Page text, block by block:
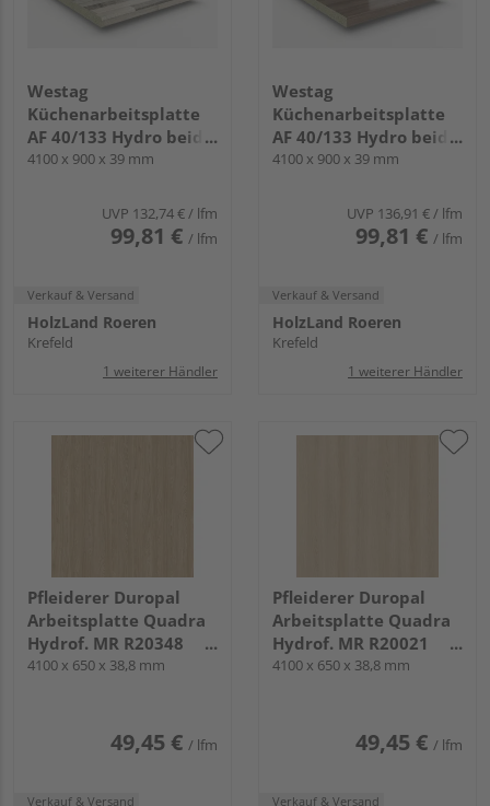
Westag
Küchenarbeitsplatte
AF 40/133 Hydro beids.
gerundet BBL242 POF
4100 x 900 x 39 mm
UVP 132,74 €/ lfm
99,81 € / lfm
Verkauf & Versand
HolzLand Roeren
Krefeld
1 weiterer Händler
Westag
Küchenarbeitsplatte
AF 40/133 Hydro beids.
gerundet EI740 SI
4100 x 900 x 39 mm
UVP 136,91 €/ lfm
99,81 € / lfm
Verkauf & Versand
HolzLand Roeren
Krefeld
1 weiterer Händler
Pfleiderer Duropal
Arbeitsplatte Quadra
Hydrof. MR R20348
Eiche geölt, NW
4100 x 650 x 38,8 mm
49,45 € / lfm
Verkauf & Versand
Pfleiderer Duropal
Arbeitsplatte Quadra
Hydrof. MR R20021
Lindberg Eiche, NW
4100 x 650 x 38,8 mm
49,45 € / lfm
Verkauf & Versand